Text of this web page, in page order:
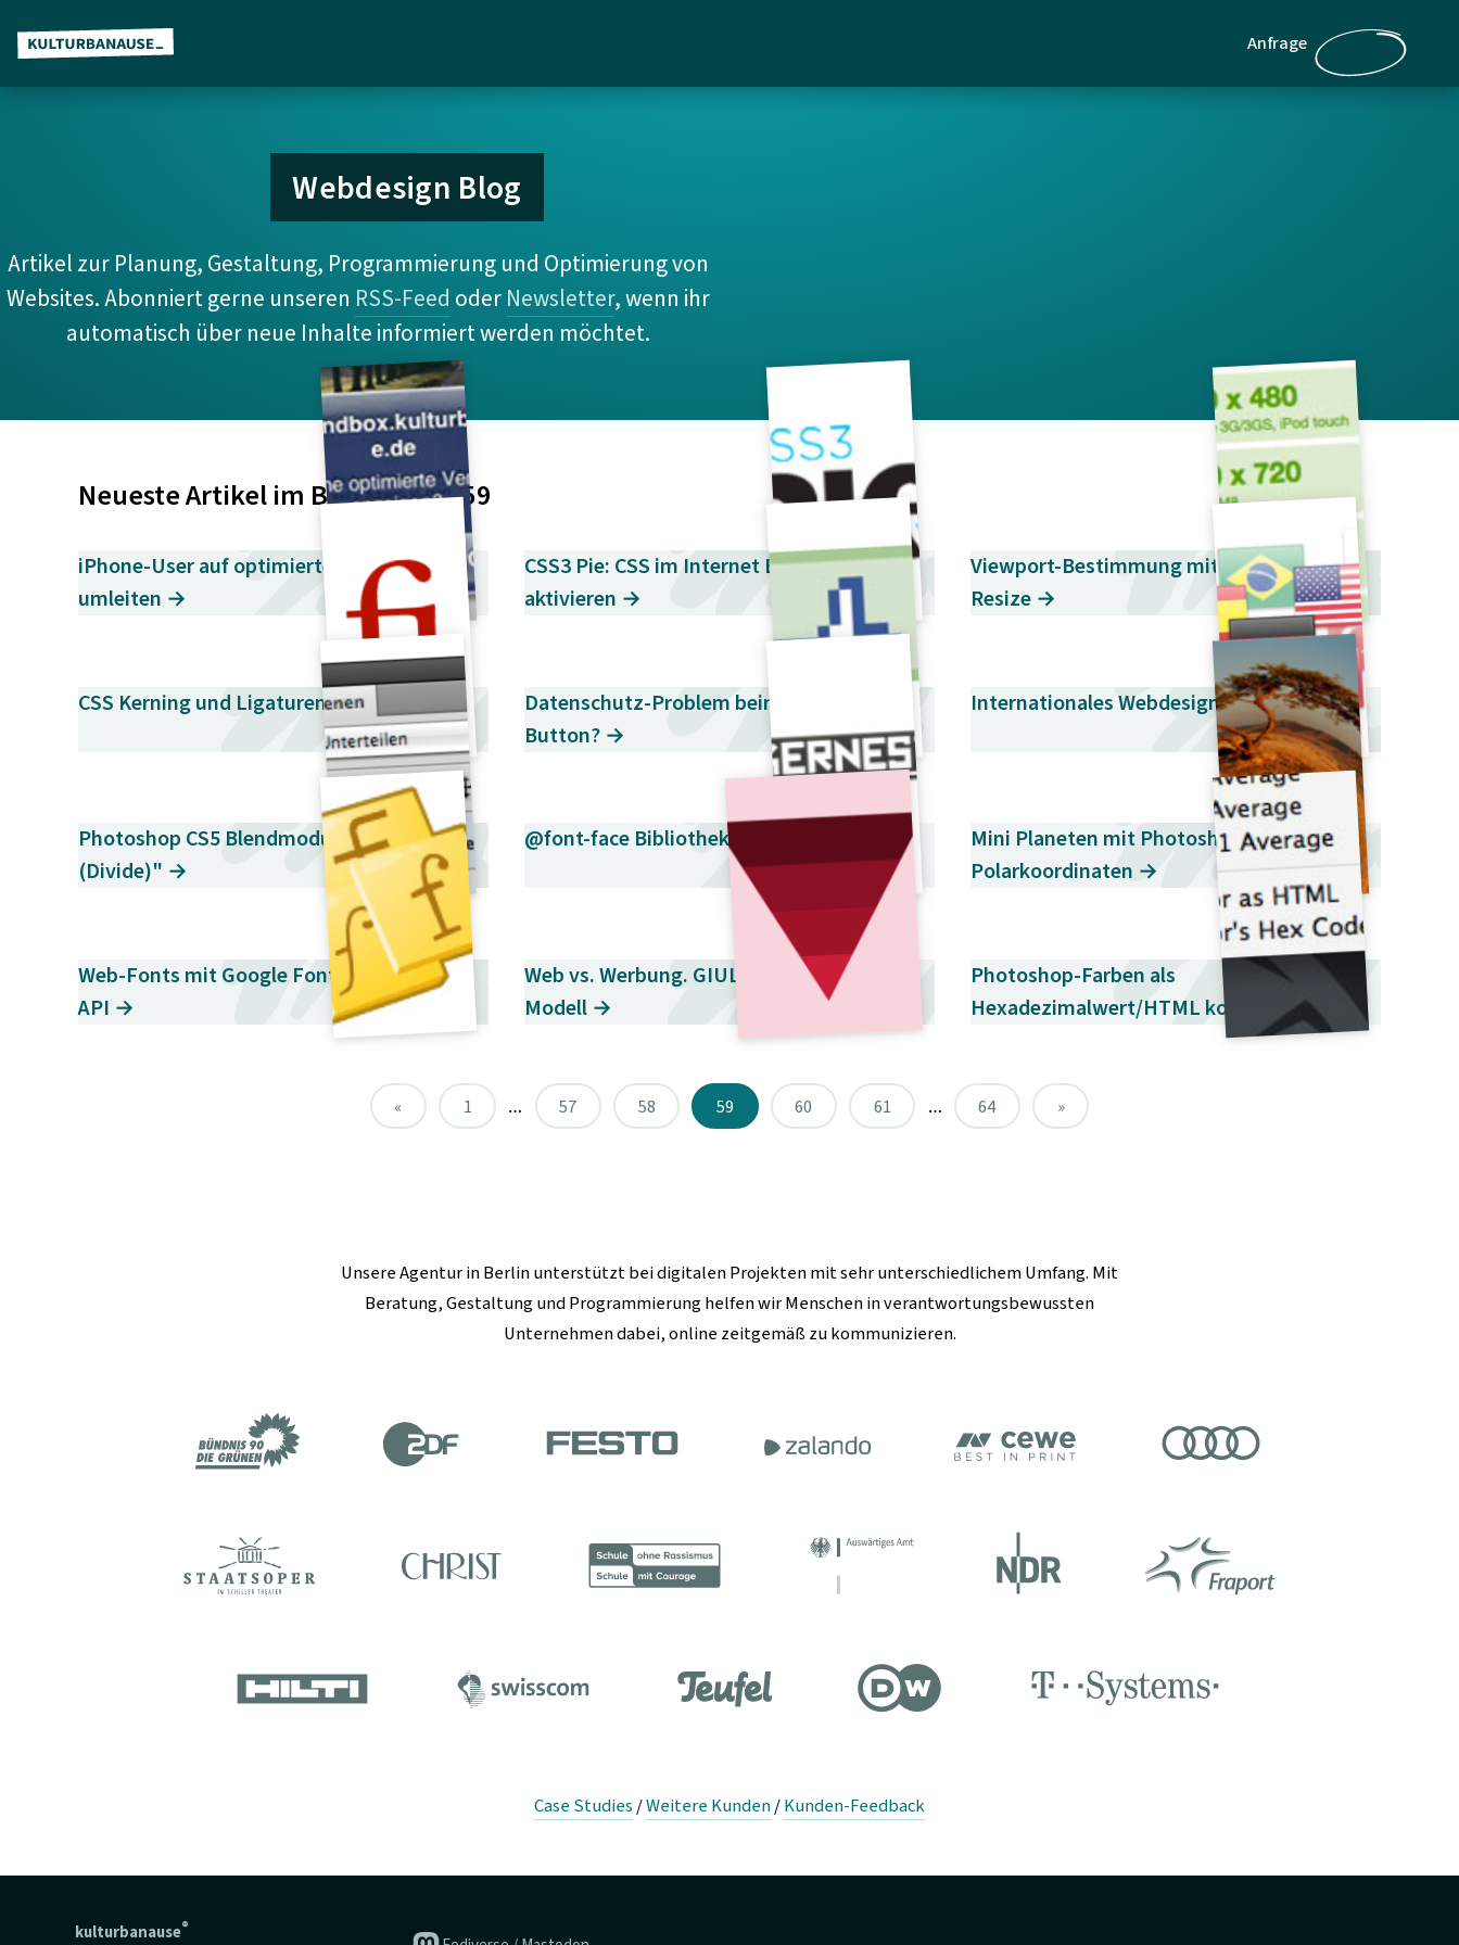
Z
u
t
i
l
Anfrage
Webdesign Blog
Artikel zur Planung, Gestaltung, Programmierung und Optimierung von
Websites. Abonniert gerne unseren RSS-Feed oderNewsletter, wenn ihr
automatisch über neue Inhalte informiert werden möchtet.
Neueste Artikel im Blog – Seite 59
iPhone-User auf optimierte Website
umleiten →
CSS3 Pie: CSS im Internet Explorer 6-8
aktivieren →
Viewport-Bestimmung mit Browser-
Resize →
CSS Kerning und Ligaturen im Browser →
Datenschutz-Problem beim Facebook-
Button? →
Internationales Webdesign →
Photoshop CS5 Blendmodus "Unterteilen
(Divide)" →
@font-face Bibliothek "Kernest" →
Mini Planeten mit Photoshop und
Polarkoordinaten →
Web-Fonts mit Google Font Directory
API →
Web vs. Werbung. GIULIA- vs. AIDA-
Modell →
Photoshop-Farben als
Hexadezimalwert/HTML kopieren →
« 1 … 57 58 59 60 61 … 64 »
UnsereAgentur in Berlinunterstützt bei digitalen Projekten mit sehr unterschiedlichem Umfang. Mit
Beratung, Gestaltung und Programmierung helfen wir Menschen in verantwortungsbewussten
Unternehmen dabei, online zeitgemäß zu kommunizieren.
Case Studies/Weitere Kunden/Kunden-Feedback
kulturbanause®